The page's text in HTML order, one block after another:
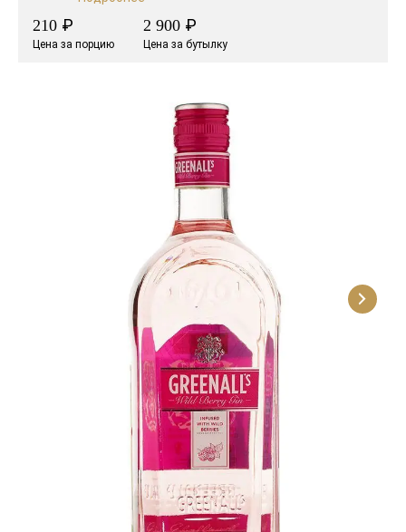
210 ₽
Цена за порцию
2 900 ₽
Цена за бутылку